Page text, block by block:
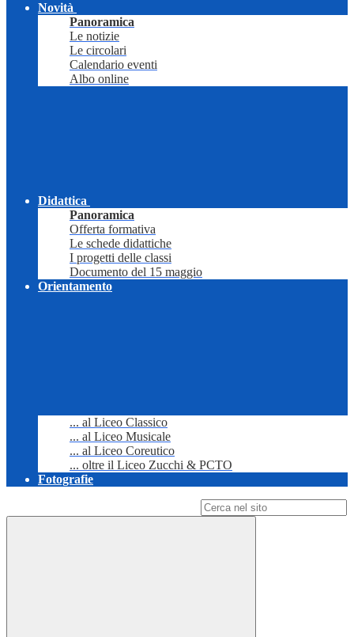
Novità
Panoramica
Le notizie
Le circolari
Calendario eventi
Albo online
Didattica
Panoramica
Offerta formativa
Le schede didattiche
I progetti delle classi
Documento del 15 maggio
Orientamento
... al Liceo Classico
... al Liceo Musicale
... al Liceo Coreutico
... oltre il Liceo Zucchi & PCTO
Fotografie